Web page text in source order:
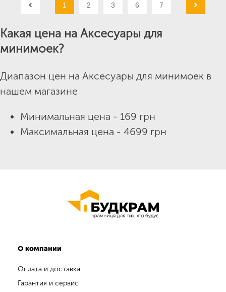
1 2 3 6 7
Какая цена на Аксесуары для
минимоек?
Диапазон цен на Аксесуары для минимоек в
нашем магазине
Минимальная цена - 169 грн
Максимальная цена - 4699 грн
О компании
Оплата и доставка
Гарантия и сервис